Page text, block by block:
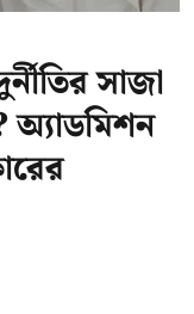
সাজা
অ্যাডমিশন